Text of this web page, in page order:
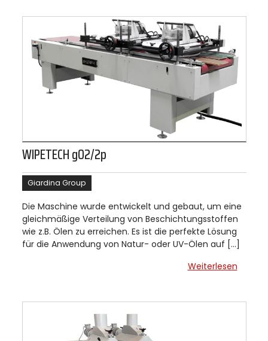
WIPETECH g02/2p
Giardina Group
Die Maschine wurde entwickelt und gebaut, um eine
gleichmäßige Verteilung von Beschichtungsstoffen
wie z.B. Ölen zu erreichen. Es ist die perfekte Lösung
für die Anwendung von Natur- oder UV-Ölen auf […]
Weiterlesen